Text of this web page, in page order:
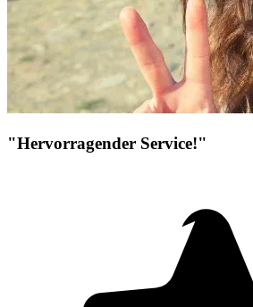
"Hervorragender Service!"